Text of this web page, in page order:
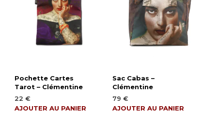
Pochette Cartes
Tarot – Clémentine
22 €
AJOUTER AU PANIER
Sac Cabas –
Clémentine
79 €
AJOUTER AU PANIER